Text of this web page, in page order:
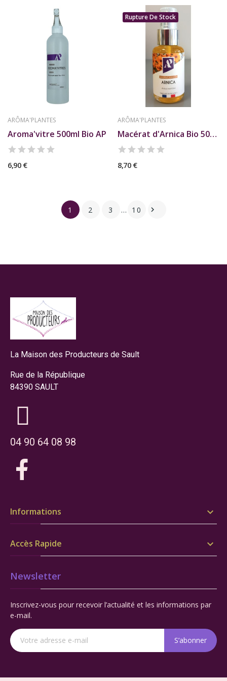
ARÔMA'PLANTES
Aroma'vitre 500ml Bio AP
6,90 €
Rupture De Stock
ARÔMA'PLANTES
Macérat d'Arnica Bio 50ml AP
8,70 €
1 2 3 … 10 
La Maison des Producteurs de Sault
Rue de la République
84390 SAULT
04 90 64 08 98
Informations 
Accès Rapide 
Newsletter
Inscrivez-vous pour recevoir l’actualité et les informations par
e-mail.
S’abonner